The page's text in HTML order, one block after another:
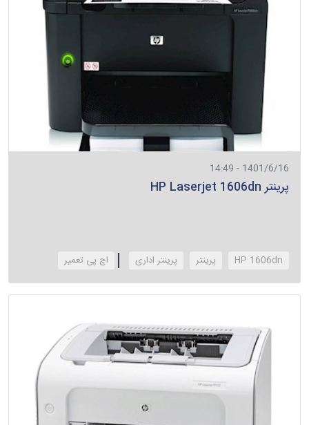
1401/6/16 - 14:49
پرینتر HP Laserjet 1606dn
HP 1606dn پرینتر پرینتر اداری ‌اچ پی تعمیر